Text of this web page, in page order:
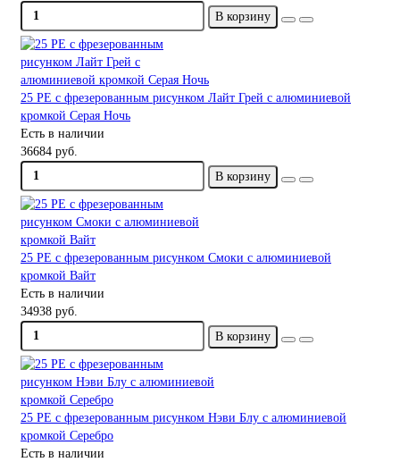
В корзину
25 PE с фрезерованным рисунком Лайт Грей с алюминиевой
кромкой Серая Ночь
Есть в наличии
36684 руб.
В корзину
25 PE с фрезерованным рисунком Смоки с алюминиевой
кромкой Вайт
Есть в наличии
34938 руб.
В корзину
25 PE с фрезерованным рисунком Нэви Блу с алюминиевой
кромкой Серебро
Есть в наличии